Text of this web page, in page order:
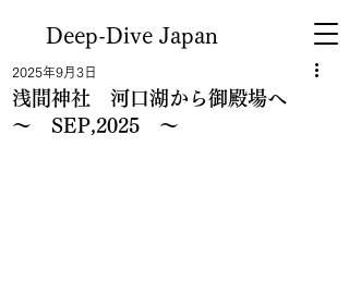
Deep-Dive Japan
浅間神社 河口湖から御殿場へ
～ SEP,2025 ～
2025年9月3日